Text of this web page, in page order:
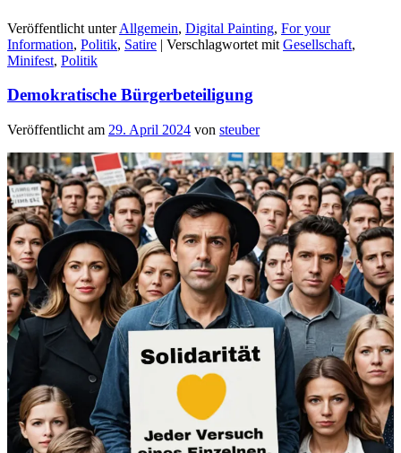
Veröffentlicht unter Allgemein, Digital Painting, For your
Information, Politik, Satire | Verschlagwortet mit Gesellschaft,
Minifest, Politik
Demokratische Bürgerbeteiligung
Veröffentlicht am 29. April 2024 von steuber